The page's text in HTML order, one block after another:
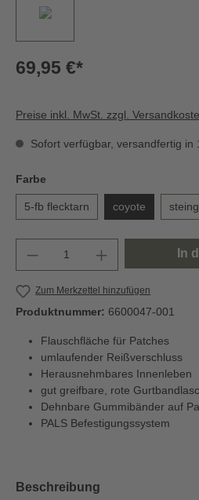
69,95 €*
Preise inkl. MwSt. zzgl.
Sofort verfügbar, versandfertig in
Farbe
5-fb flecktarn coyote
In
Zum Merkzettel hinzufügen
Produktnummer: 6600047-001
Flauschfläche für Patches
umlaufender Reißverschluss
Herausnehmbares Innenleben
gut greifbare, rote
Dehnbare Gummibänder auf
PALS Befestigungssystem
Beschreibung